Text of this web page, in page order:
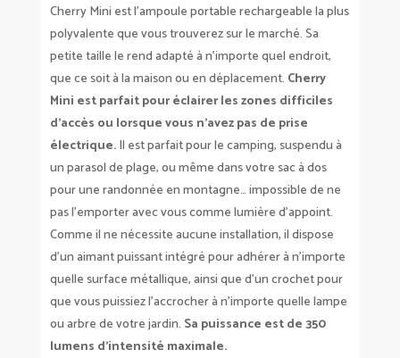
Cherry Mini est l’ampoule portable rechargeable la plus
polyvalente que vous trouverez sur le marché. Sa
petite taille le rend adapté à n’importe quel endroit,
que ce soit à la maison ou en déplacement. Cherry
Mini est parfait pour éclairer les zones difficiles
d’accès ou lorsque vous n’avez pas de prise
électrique.Il est parfait pour le camping, suspendu à
un parasol de plage, ou même dans votre sac à dos
pour une randonnée en montagne… impossible de ne
pas l’emporter avec vous comme lumière d’appoint.
Comme il ne nécessite aucune installation, il dispose
d’un aimant puissant intégré pour adhérer à n’importe
quelle surface métallique, ainsi que d’un crochet pour
que vous puissiez l’accrocher à n’importe quelle lampe
ou arbre de votre jardin. Sa puissance est de 350
lumens d’intensité maximale.